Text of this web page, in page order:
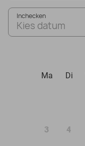
Inchecken
Kies datum
Ma
Di
3 4